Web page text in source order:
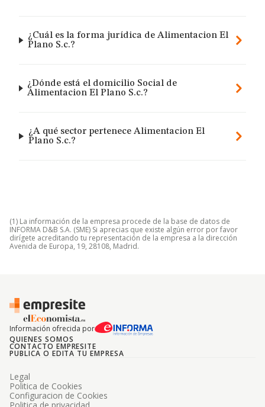
¿Cuál es la forma jurídica de Alimentacion El
Plano S.c.?
¿Dónde está el domicilio Social de
Alimentacion El Plano S.c.?
¿A qué sector pertenece Alimentacion El
Plano S.c.?
(1) La información de la empresa procede de la base de datos de
INFORMA D&B S.A. (SME) Si aprecias que existe algún error por favor
dirígete acreditando tu representación de la empresa a la dirección
Avenida de Europa, 19, 28108, Madrid.
Información ofrecida por
QUIENES SOMOS
CONTACTO EMPRESITE
PUBLICA O EDITA TU EMPRESA
Legal
Politica de Cookies
Configuracion de Cookies